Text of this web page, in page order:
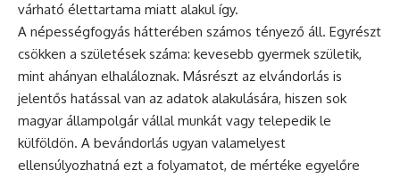
várható élettartama miatt alakul így.
A népességfogyás hátterében számos tényező áll. Egyrészt
csökken a születések száma: kevesebb gyermek születik,
mint ahányan elhaláloznak. Másrészt az elvándorlás is
jelentős hatással van az adatok alakulására, hiszen sok
magyar állampolgár vállal munkát vagy telepedik le
külföldön. A bevándorlás ugyan valamelyest
ellensúlyozhatná ezt a folyamatot, de mértéke egyelőre